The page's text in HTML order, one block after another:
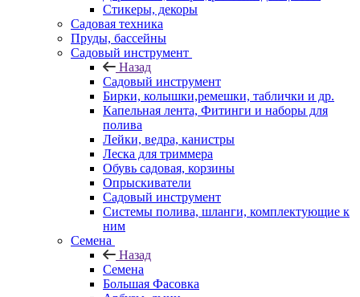
Стикеры, декоры
Садовая техника
Пруды, бассейны
Садовый инструмент
Назад
Садовый инструмент
Бирки, колышки,ремешки, таблички и др.
Капельная лента, Фитинги и наборы для
полива
Лейки, ведра, канистры
Леска для триммера
Обувь садовая, корзины
Опрыскиватели
Садовый инструмент
Системы полива, шланги, комплектующие к
ним
Семена
Назад
Семена
Большая Фасовка